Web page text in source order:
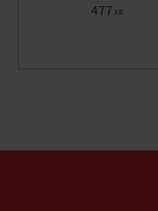
477 KR